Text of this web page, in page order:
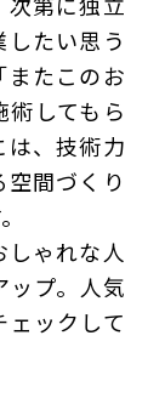
たい思う
またこのお
してもら
は、技術力
間づくり
ゃれな人
ップ。人気
ックして